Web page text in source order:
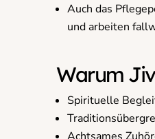
Auch das
und arbeiten
Warum
Spirituelle